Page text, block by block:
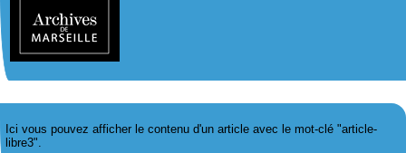
Ici vous pouvez afficher le contenu d'un article avec le mot-clé "article-
libre3".